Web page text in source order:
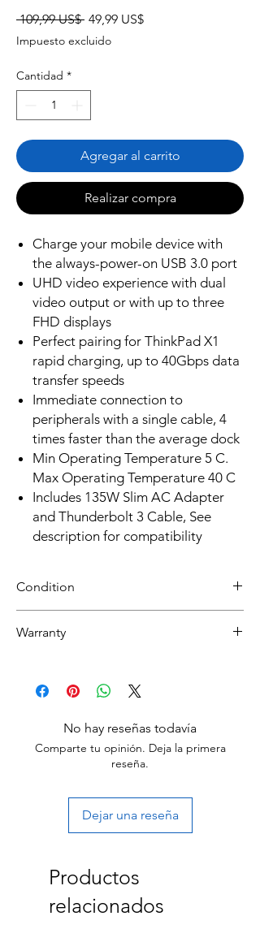
109,99 US$ Precio
49,99 US$Precio
Impuesto excluido
Cantidad *
Agregar al carrito
Realizar compra
Charge your mobile device with
the always-power-on USB 3.0 port
UHD video experience with dual
video output or with up to three
FHD displays
Perfect pairing for ThinkPad X1
rapid charging, up to 40Gbps data
transfer speeds
Immediate connection to
peripherals with a single cable, 4
times faster than the average dock
Min Operating Temperature 5 C.
Max Operating Temperature 40 C
Includes 135W Slim AC Adapter
and Thunderbolt 3 Cable, See
description for compatibility
Condition
Grade A : Item will have overall excellent to
Warranty
Start the return process within 30 days of
No hay reseñas todavía
Comparte tu opinión. Deja la primera
reseña.
Dejar una reseña
Productos
relacionados